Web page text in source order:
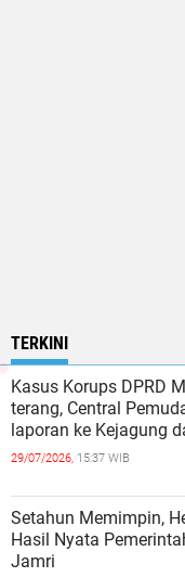
TERKINI
Kasus Korups DPRD
terang, Central
laporan ke Kejagung
29/07/2026, 15:37 WIB
Setahun Memimpin,
Hasil Nyata
Jamri